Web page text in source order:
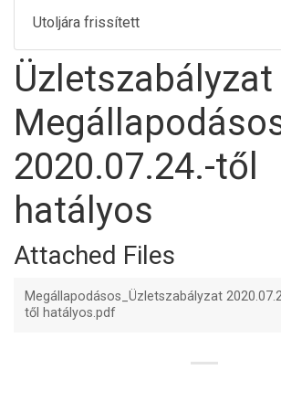
Utoljára frissített
Üzletszabályzat
2020.07.24.-től
hatályos
Attached Files
Megállapodásos_Üzletszabályzat
től hatályos.pdf